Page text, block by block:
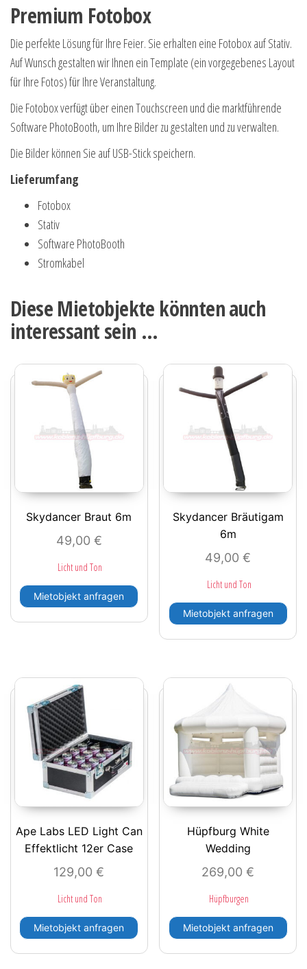
Premium Fotobox
Die perfekte Lösung für Ihre Feier. Sie erhalten eine Fotobox auf Stativ.
Auf Wunsch gestalten wir Ihnen ein Template (ein vorgegebenes Layout
für Ihre Fotos) für Ihre Veranstaltung.
Die Fotobox verfügt über einen Touchscreen und die marktführende
Software PhotoBooth, um Ihre Bilder zu gestalten und zu verwalten.
Die Bilder können Sie auf USB-Stick speichern.
Lieferumfang
Fotobox
Stativ
Software PhotoBooth
Stromkabel
Diese Mietobjekte könnten auch
interessant sein …
Skydancer Braut 6m
49,00 €
Licht und Ton
Mietobjekt anfragen
Skydancer Bräutigam
6m
49,00€
Licht und Ton
Mietobjekt anfragen
Ape Labs LED Light Can
Effektlicht 12er Case
129,00€
Licht und Ton
Mietobjekt anfragen
Hüpfburg White
Wedding
269,00€
Hüpfburgen
Mietobjekt anfragen